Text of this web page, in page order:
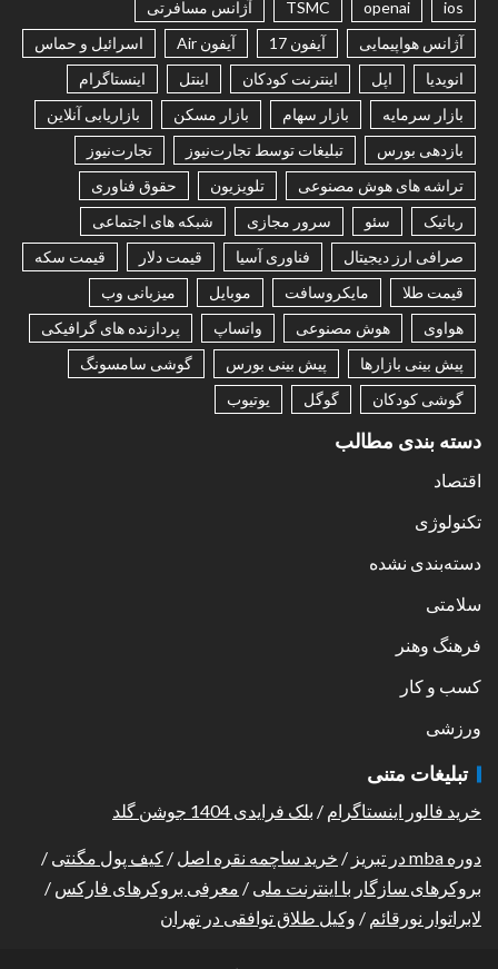
ios
openai
TSMC
آژانس مسافرتی
آژانس هواپیمایی
آیفون 17 آیفون Air
اسرائیل و حماس
انویدیا
اپل اینترنت کودکان اینتل
اینستاگرام
بازار سرمایه
بازار سهام بازار مسکن
بازاریابی آنلاین
بازدهی بورس
تبلیغات توسط تجارت‌نیوز
تجارت‌نیوز
تراشه های هوش مصنوعی
تلویزیون
حقوق فناوری
رباتیک
سئو سرور مجازی
شبکه های اجتماعی
صرافی ارز دیجیتال
فناوری آسیا قیمت دلار
قیمت سکه
قیمت طلا
مایکروسافت موبایل
میزبانی وب
هواوی
هوش مصنوعی واتساپ
پردازنده های گرافیکی
پیش بینی بازارها
پیش بینی بورس
گوشی سامسونگ
گوشی کودکان
گوگل یوتیوب
دسته بندی مطالب
اقتصاد
تکنولوژی
دسته‌بندی نشده
سلامتی
فرهنگ وهنر
کسب و کار
ورزشی
تبلیغات متنی
خرید فالور اینستاگرام / بلک فرایدی 1404 جوشن گلد
دوره mba در تبریز / خرید ساچمه نقره اصل / کیف پول مگنتی /
بروکرهای سازگار با اینترنت ملی / معرفی بروکرهای فارکس /
لابراتوار نورقائم / وکیل طلاق توافقی در تهران